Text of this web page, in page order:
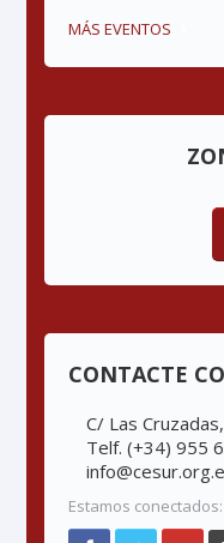
MÁS EVENTOS
CONTACTE
C/ Las
Telf. (+34) 955
Estamos conectados: